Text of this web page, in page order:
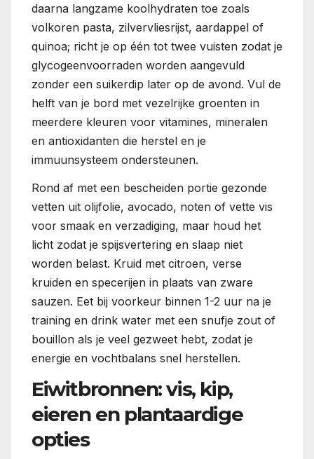
daarna langzame koolhydraten toe zoals
volkoren pasta, zilvervliesrijst, aardappel of
quinoa; richt je op één tot twee vuisten zodat je
glycogeenvoorraden worden aangevuld
zonder een suikerdip later op de avond. Vul de
helft van je bord met vezelrijke groenten in
meerdere kleuren voor vitamines, mineralen
en antioxidanten die herstel en je
immuunsysteem ondersteunen.
Rond af met een bescheiden portie gezonde
vetten uit olijfolie, avocado, noten of vette vis
voor smaak en verzadiging, maar houd het
licht zodat je spijsvertering en slaap niet
worden belast. Kruid met citroen, verse
kruiden en specerijen in plaats van zware
sauzen. Eet bij voorkeur binnen 1-2 uur na je
training en drink water met een snufje zout of
bouillon als je veel gezweet hebt, zodat je
energie en vochtbalans snel herstellen.
Eiwitbronnen: vis, kip,
eieren en plantaardige
opties